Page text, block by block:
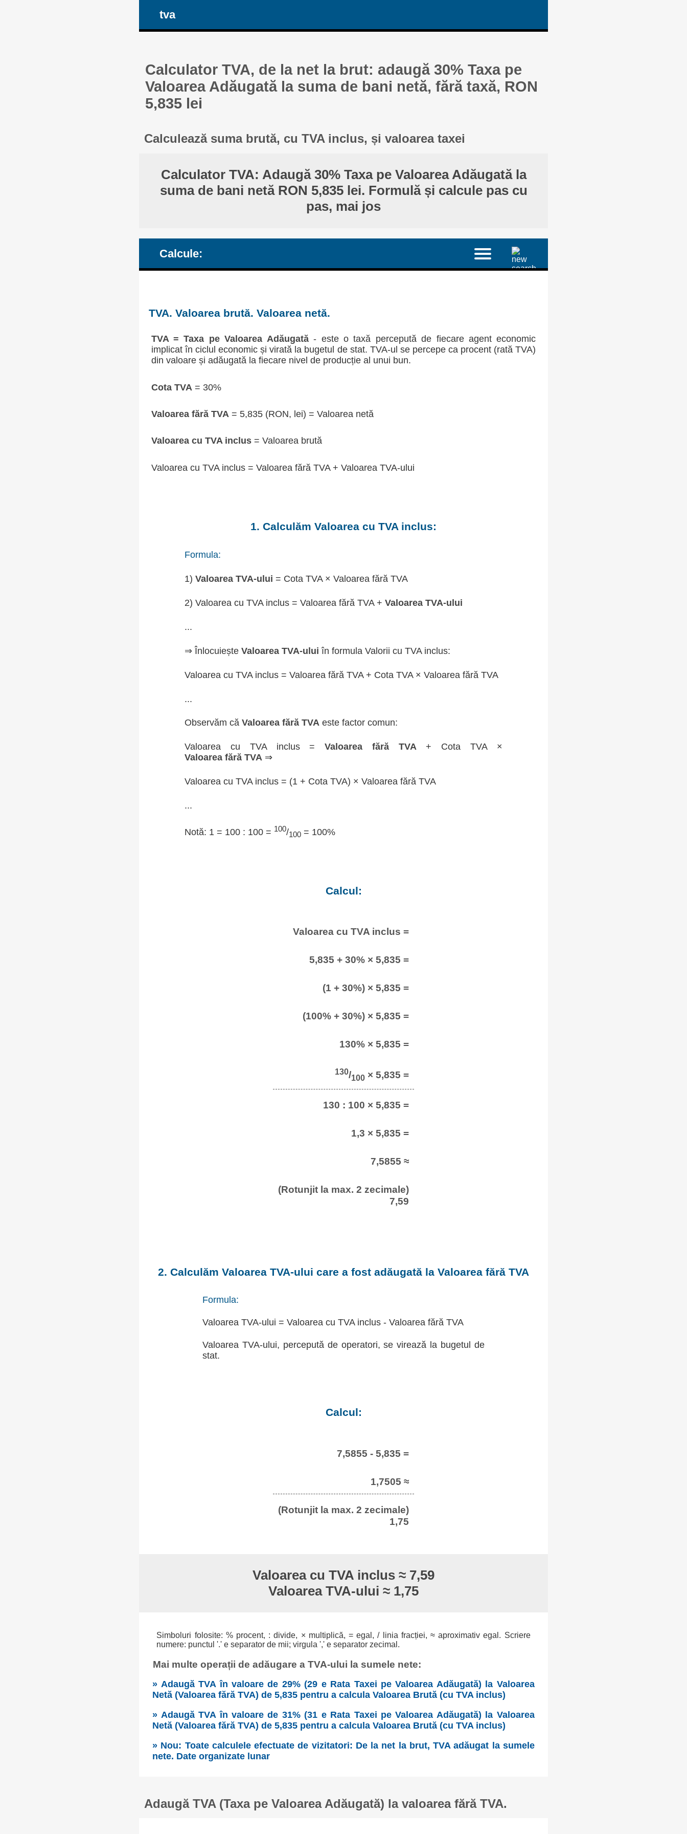
tva
Calculator TVA, de la net la brut: adaugă 30% Taxa pe
Valoarea Adăugată la suma de bani netă, fără taxă, RON
5,835 lei
Calculează suma brută, cu TVA inclus, și valoarea taxei
Calculator TVA: Adaugă 30% Taxa pe Valoarea Adăugată la
suma de bani netă RON 5,835 lei. Formulă și calcule pas cu
pas, mai jos
Calcule:
TVA. Valoarea brută. Valoarea netă.
TVA = Taxa pe Valoarea Adăugată- este o taxă percepută de fiecare agent economic
implicat în ciclul economic și virată la bugetul de stat. TVA-ul se percepe ca procent (rată TVA)
din valoare și adăugată la fiecare nivel de producție al unui bun.
Cota TVA = 30%
Valoarea fără TVA= 5,835 (RON, lei) = Valoarea netă
Valoarea cu TVA inclus= Valoarea brută
Valoarea cu TVA inclus = Valoarea fără TVA + Valoarea TVA-ului
1. Calculăm Valoarea cu TVA inclus:
Formula:
1)Valoarea TVA-ului = Cota TVA × Valoarea fără TVA
2) Valoarea cu TVA inclus = Valoarea fără TVA +Valoarea TVA-ului
...
⇒ ÎnlocuieșteValoarea TVA-ului în formula Valorii cu TVA inclus:
Valoarea cu TVA inclus = Valoarea fără TVA + Cota TVA × Valoarea fără TVA
...
Observăm căValoarea fără TVA este factor comun:
Valoarea cu TVA inclus =Valoarea fără TVA+ Cota TVA ×
Valoarea fără TVA ⇒
Valoarea cu TVA inclus = (1 + Cota TVA) × Valoarea fără TVA
...
Notă: 1 = 100 : 100 = 100/100 = 100%
Calcul:
Valoarea cu TVA inclus =
5,835 + 30% × 5,835 =
(1 + 30%) × 5,835 =
(100% + 30%) × 5,835 =
130% × 5,835 =
130/100 × 5,835 =
130 : 100 × 5,835 =
1,3 × 5,835 =
7,5855 ≈
(Rotunjit la max. 2 zecimale)
7,59
2. Calculăm Valoarea TVA-ului care a fost adăugată la Valoarea fără TVA
Formula:
Valoarea TVA-ului = Valoarea cu TVA inclus - Valoarea fără TVA
Valoarea TVA-ului, percepută de operatori, se virează la bugetul de
stat.
Calcul:
7,5855 - 5,835 =
1,7505 ≈
(Rotunjit la max. 2 zecimale)
1,75
Valoarea cu TVA inclus ≈ 7,59
Valoarea TVA-ului ≈ 1,75
Simboluri folosite: % procent, : divide, × multiplică, = egal, / linia fracției, ≈ aproximativ egal. Scriere
numere: punctul '.' e separator de mii; virgula ',' e separator zecimal.
Mai multe operații de adăugare a TVA-ului la sumele nete:
» Adaugă TVA în valoare de 29% (29 e Rata Taxei pe Valoarea Adăugată) la Valoarea
Netă (Valoarea fără TVA) de 5,835 pentru a calcula Valoarea Brută (cu TVA inclus)
» Adaugă TVA în valoare de 31% (31 e Rata Taxei pe Valoarea Adăugată) la Valoarea
Netă (Valoarea fără TVA) de 5,835 pentru a calcula Valoarea Brută (cu TVA inclus)
» Nou: Toate calculele efectuate de vizitatori: De la net la brut, TVA adăugat la sumele
nete. Date organizate lunar
Adaugă TVA (Taxa pe Valoarea Adăugată) la valoarea fără TVA.